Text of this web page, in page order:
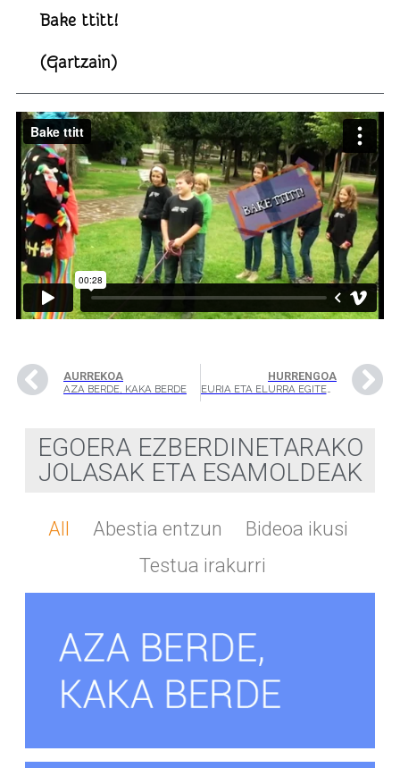
Bake ttitt!
(Gartzain)
AURREKOA
AZA BERDE, KAKA BERDE
HURRENGOA
EURIA ETA ELURRA EGITEAN
EGOERA EZBERDINETARAKO
JOLASAK ETA ESAMOLDEAK
All Abestia entzun
Bideoa ikusi
Testua irakurri